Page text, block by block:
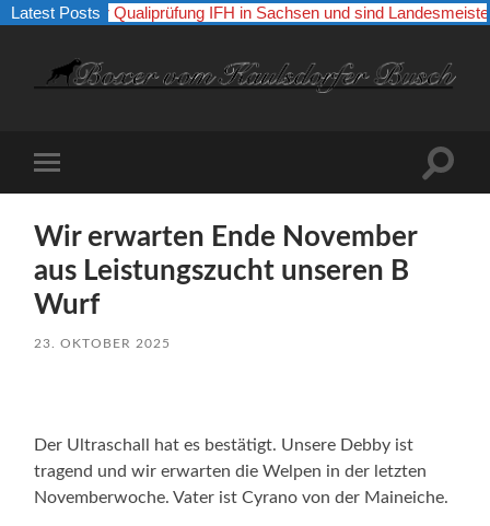
Latest Posts
29.03.26 zur Qualiprüfung IFH in Sachsen und sind
Menü
Wir erwarten Ende November
aus Leistungszucht unseren B
Wurf
23. OKTOBER 2025
Der Ultraschall hat es bestätigt. Unsere Debby ist
tragend und wir erwarten die Welpen in der letzten
Novemberwoche. Vater ist Cyrano von der Maineiche.